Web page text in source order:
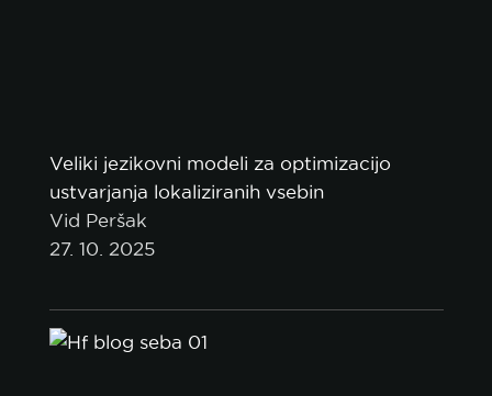
Veliki jezikovni modeli za optimizacijo
ustvarjanja lokaliziranih vsebin
Vid Peršak
27. 10. 2025